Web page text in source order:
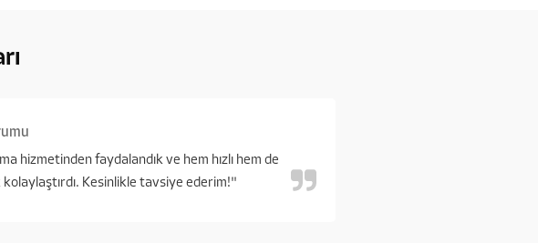
hizmetinden faydalandık ve hem hızlı hem de
Kesinlikle tavsiye ederim!"